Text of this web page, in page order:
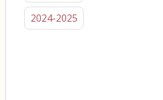
2024-2025